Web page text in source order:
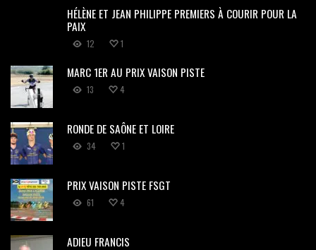
HÉLÈNE ET JEAN PHILIPPE PREMIERS À COURIR POUR LA
PAIX
12 1
MARC 1ER AU PRIX VAISON PISTE
13 4
RONDE DE SAÔNE ET LOIRE
34 1
PRIX VAISON PISTE FSGT
61 4
ADIEU FRANCIS